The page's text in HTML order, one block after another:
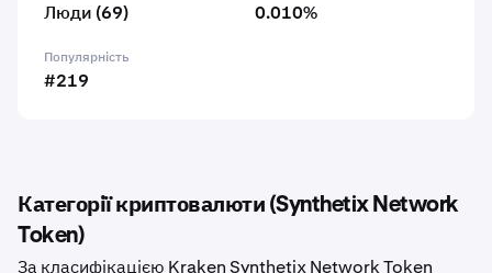
Люди (69) 0.010%
Популярність
#219
Категорії криптовалюти (Synthetix Network
Token)
За класифікацією Kraken Synthetix Network Token